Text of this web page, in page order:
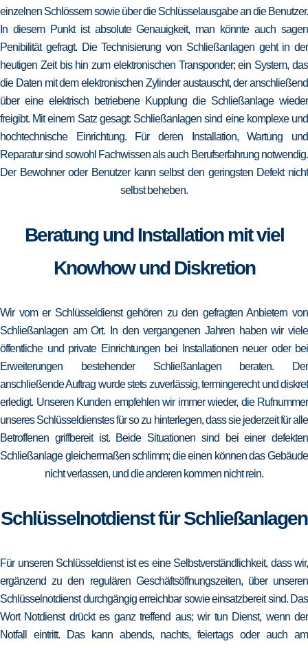
einzelnen Schlössern sowie über die Schlüsselausgabe an die Benutzer.
In diesem Punkt ist absolute Genauigkeit, man könnte auch sagen
Penibilität gefragt. Die Technisierung von Schließanlagen geht in der
heutigen Zeit bis hin zum elektronischen Transponder; ein System, das
die Daten mit dem elektronischen Zylinder austauscht, der anschließend
über eine elektrisch betriebene Kupplung die Schließanlage wieder
freigibt. Mit einem Satz gesagt: Schließanlagen sind eine komplexe und
hochtechnische Einrichtung. Für deren Installation, Wartung und
Reparatur sind sowohl Fachwissen als auch Berufserfahrung notwendig.
Der Bewohner oder Benutzer kann selbst den geringsten Defekt nicht
selbst beheben.
Beratung und Installation mit viel
Knowhow und Diskretion
Wir vom er Schlüsseldienst gehören zu den gefragten Anbietern von
Schließanlagen am Ort. In den vergangenen Jahren haben wir viele
öffentliche und private Einrichtungen bei Installationen neuer oder bei
Erweiterungen bestehender Schließanlagen beraten. Der
anschließende Auftrag wurde stets zuverlässig, termingerecht und diskret
erledigt. Unseren Kunden empfehlen wir immer wieder, die Rufnummer
unseres Schlüsseldienstes für so zu hinterlegen, dass sie jederzeit für alle
Betroffenen griffbereit ist. Beide Situationen sind bei einer defekten
Schließanlage gleichermaßen schlimm; die einen können das Gebäude
nicht verlassen, und die anderen kommen nicht rein.
Schlüsselnotdienst für Schließanlagen
Für unseren Schlüsseldienst ist es eine Selbstverständlichkeit, dass wir,
ergänzend zu den regulären Geschäftsöffnungszeiten, über unseren
Schlüsselnotdienst durchgängig erreichbar sowie einsatzbereit sind. Das
Wort Notdienst drückt es ganz treffend aus; wir tun Dienst, wenn der
Notfall eintritt. Das kann abends, nachts, feiertags oder auch am